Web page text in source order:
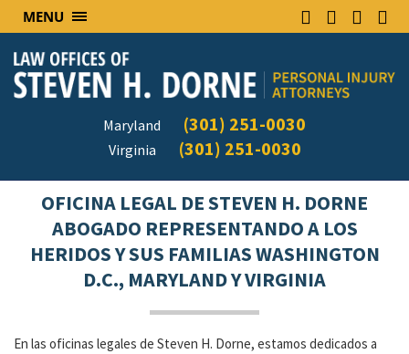
MENU
Maryland (301) 251-0030
Virginia (301) 251-0030
OFICINA LEGAL DE STEVEN H. DORNE
ABOGADO REPRESENTANDO A LOS
HERIDOS Y SUS FAMILIAS WASHINGTON
D.C., MARYLAND Y VIRGINIA
En las oficinas legales de Steven H. Dorne, estamos dedicados a